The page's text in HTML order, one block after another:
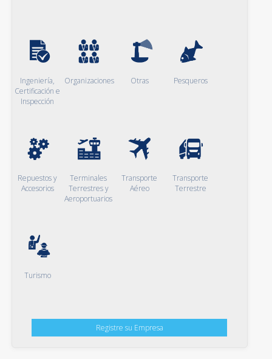
Ingeniería,
Certificación e
Inspección
Organizaciones Otras Pesqueros
Repuestos y
Accesorios
Terminales
Terrestres y
Aeroportuarios
Transporte
Aéreo
Transporte
Terrestre
Turismo
Registre su Empresa